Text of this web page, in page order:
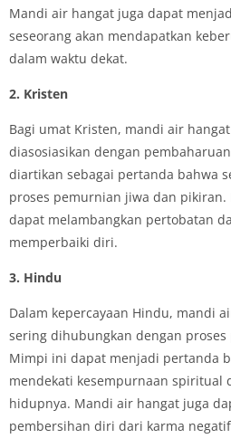
Mandi air hangat juga dapat
seseorang akan mendapatkan
dalam waktu dekat.
2. Kristen
Bagi umat Kristen, mandi air
diasosiasikan dengan
diartikan sebagai pertanda bahwa
proses pemurnian jiwa dan
dapat melambangkan pertobatan
memperbaiki diri.
3. Hindu
Dalam kepercayaan Hindu, mandi
sering dihubungkan dengan
Mimpi ini dapat menjadi pertanda
mendekati kesempurnaan spiritual
hidupnya. Mandi air hangat juga
pembersihan diri dari karma